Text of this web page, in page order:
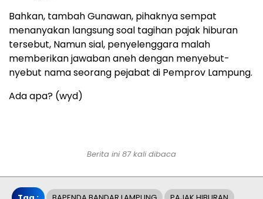
Bahkan, tambah Gunawan, pihaknya sempat
menanyakan langsung soal tagihan pajak hiburan
tersebut, Namun sial, penyelenggara malah
memberikan jawaban aneh dengan menyebut-
nyebut nama seorang pejabat di Pemprov Lampung.
Ada apa? (wyd)
Berita ini 87 kali dibaca